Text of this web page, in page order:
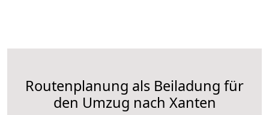
Routenplanung als Beiladung für
den Umzug nach Xanten